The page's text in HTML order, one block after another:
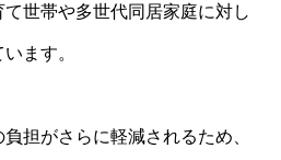
世帯や多世代同居家庭に対し
ます。
担がさらに軽減されるため、